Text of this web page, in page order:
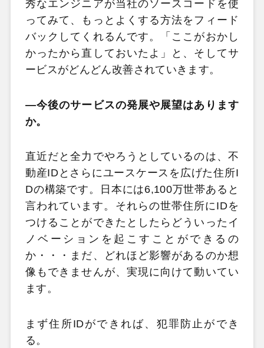
秀なエンジニアが当社のソースコードを使
ってみて、もっとよくする方法をフィード
バックしてくれるんです。「ここがおかし
かったから直しておいたよ」と、そしてサ
ービスがどんどん改善されていきます。
―今後のサービスの発展や展望はあります
か。
直近だと全力でやろうとしているのは、不
動産IDとさらにユースケースを広げた住所I
Dの構築です。日本には6,100万世帯あると
言われています。それらの世帯住所にIDを
つけることができたとしたらどういったイ
ノベーションを起こすことができるの
か・・・まだ、どれほど影響があるのか想
像もできませんが、実現に向けて動いてい
ます。
まず住所IDができれば、犯罪防止ができ
る。